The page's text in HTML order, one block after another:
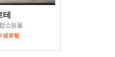
쇼핑몰
생로랑